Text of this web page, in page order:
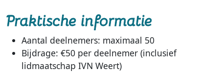
Praktische informatie
Aantal deelnemers: maximaal 50
Bijdrage: €50 per deelnemer (inclusief
lidmaatschap IVN Weert)